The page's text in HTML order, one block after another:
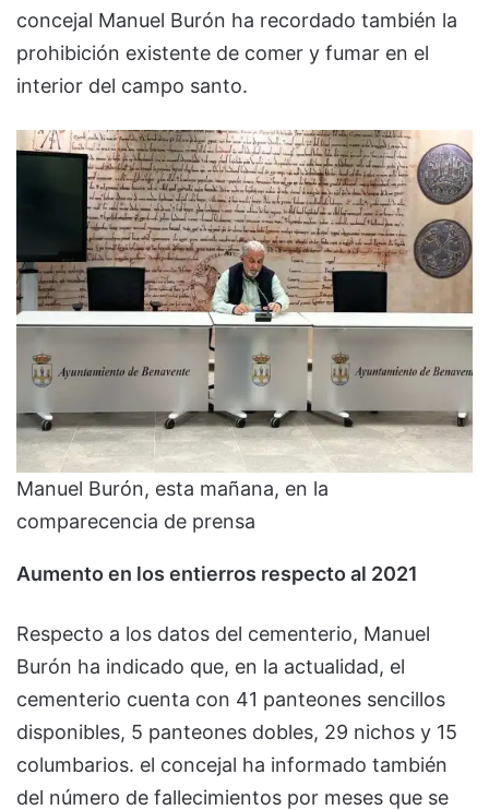
concejal Manuel Burón ha recordado también la
prohibición existente de comer y fumar en el
interior del campo santo.
Manuel Burón, esta mañana, en la
comparecencia de prensa
Aumento en los entierros respecto al 2021
Respecto a los datos del cementerio, Manuel
Burón ha indicado que, en la actualidad, el
cementerio cuenta con 41 panteones sencillos
disponibles, 5 panteones dobles, 29 nichos y 15
columbarios. el concejal ha informado también
del número de fallecimientos por meses que se